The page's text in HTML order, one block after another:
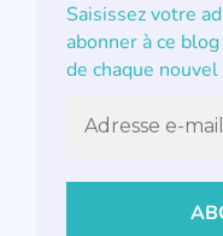
Saisissez votre
abonner à ce
de chaque